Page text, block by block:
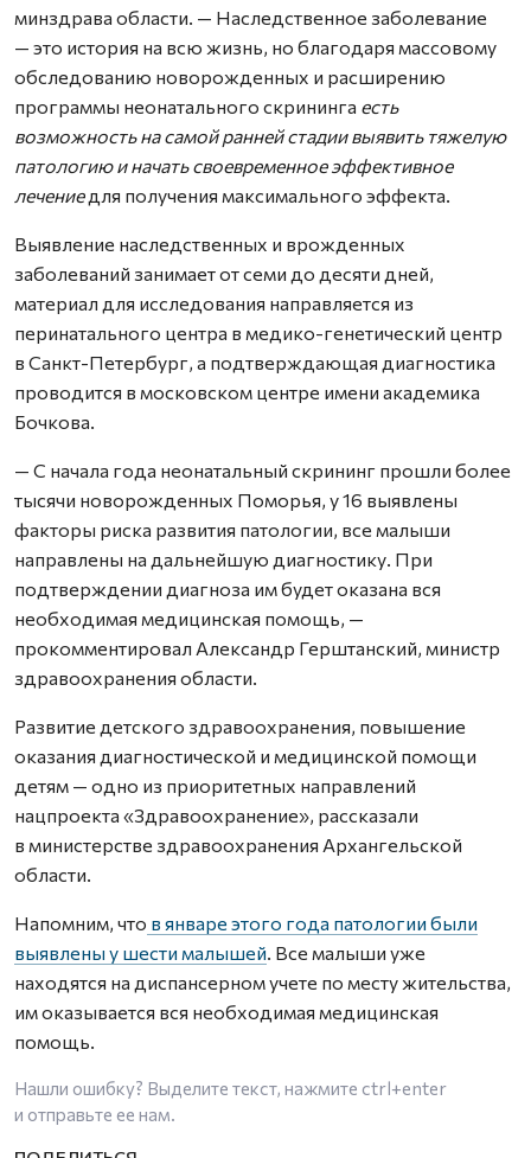
минздрава области. — Наследственное заболевание
— это история на всю жизнь, но благодаря массовому
обследованию новорожденных и расширению
программы неонатального скрининга есть
возможность на самой ранней стадии выявить тяжелую
патологию и начать своевременное эффективное
лечениедля получения максимального эффекта.
Выявление наследственных и врожденных
заболеваний занимает от семи до десяти дней,
материал для исследования направляется из
перинатального центра в медико-генетический центр
в Санкт-Петербург, а подтверждающая диагностика
проводится в московском центре имени академика
Бочкова.
— С начала года неонатальный скрининг прошли более
тысячи новорожденных Поморья, у 16 выявлены
факторы риска развития патологии, все малыши
направлены на дальнейшую диагностику. При
подтверждении диагноза им будет оказана вся
необходимая медицинская помощь, —
прокомментировал Александр Герштанский, министр
здравоохранения области.
Развитие детского здравоохранения, повышение
оказания диагностической и медицинской помощи
детям — одно из приоритетных направлений
нацпроекта «Здравоохранение», рассказали
в министерстве здравоохранения Архангельской
области.
Напомним, что в январе этого года патологии были
выявлены у шести малышей. Все малыши уже
находятся на диспансерном учете по месту жительства,
им оказывается вся необходимая медицинская
помощь.
Нашли ошибку? Выделите текст, нажмите ctrl+enter
и отправьте ее нам.